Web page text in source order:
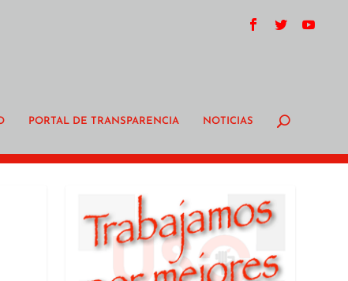
PORTAL DE TRANSPARENCIA NOTICIAS